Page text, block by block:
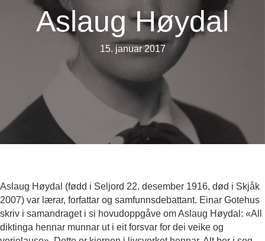
Aslaug Høydal
15. januar 2017
Aslaug Høydal (fødd i Seljord 22. desember 1916, død i Skjåk
2007) var lærar, forfattar og samfunnsdebattant. Einar Gotehus
skriv i samandraget i si hovudoppgåve om Aslaug Høydal: «All
diktinga hennar munnar ut i eit forsvar for dei veike og